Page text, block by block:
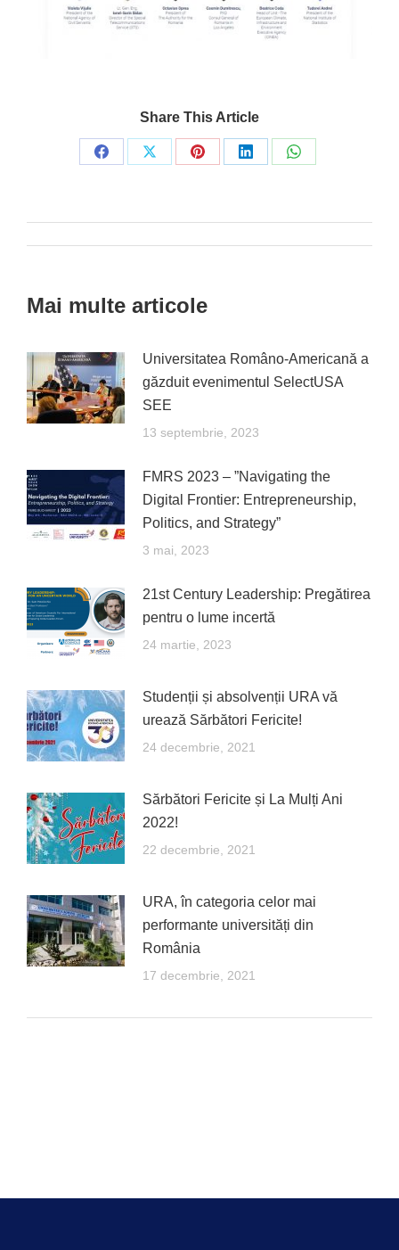
Share This Article
Share
Share
Share
Share
Share
Post
Mai multe articole
Universitatea Româno-Americană a
găzduit evenimentul SelectUSA
SEE
13 septembrie, 2023
FMRS 2023 – ”Navigating the
Digital Frontier: Entrepreneurship,
Politics, and Strategy”
3 mai, 2023
21st Century Leadership: Pregătirea
pentru o lume incertă
24 martie, 2023
Studenții și absolvenții URA vă
urează Sărbători Fericite!
24 decembrie, 2021
Sărbători Fericite și La Mulți Ani
2022!
22 decembrie, 2021
URA, în categoria celor mai
performante universități din
România
17 decembrie, 2021